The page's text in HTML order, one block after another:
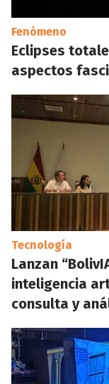
Fenómeno
Eclipses
aspectos
Tecnología
Lanzan
inteligencia
consulta y